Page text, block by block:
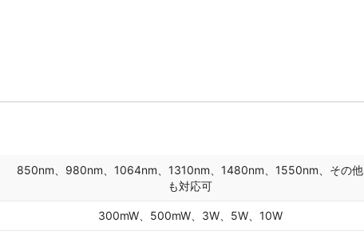
850nm、980nm、1064nm、1310nm、1480nm、1550nm、その他
も対応可
300mW、500mW、3W、5W、10W